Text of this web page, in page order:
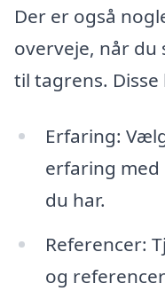
Der er også
overveje, når
til tagrens.
Erfaring:
erfaring med
du har.
Referencer:
og